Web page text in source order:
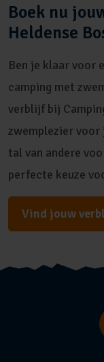
Boek nu
Heldense
Ben je klaar voor
camping met
verblijf bij
zwemplezier voor
tal van andere
perfecte keuze
Vind jouw